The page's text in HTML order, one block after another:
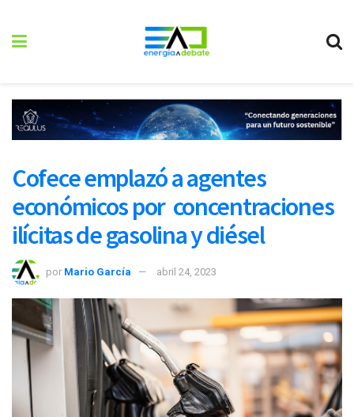
Cofece emplazó a agentes
económicos por concentraciones
ilícitas de gasolina y diésel
por Mario García abril 24, 2023